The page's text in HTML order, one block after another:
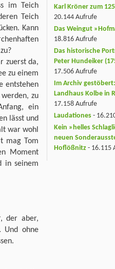
im Teich
Teich
Kann
zuerst da,
zu einem
entstehen
zu
ein
lässt und
war wohl
mag Tom
Moment
in seinem
der aber,
Und ohne
Karl Kröner zum
20.144 Aufrufe
Das Weingut
18.816 Aufrufe
Das historische
Peter Hundeiker
17.506 Aufrufe
Im Archiv
Landhaus Kolbe in
17.158 Aufrufe
Laudationes -
Kein »helles
neuen
Hoflößnitz - 16.115